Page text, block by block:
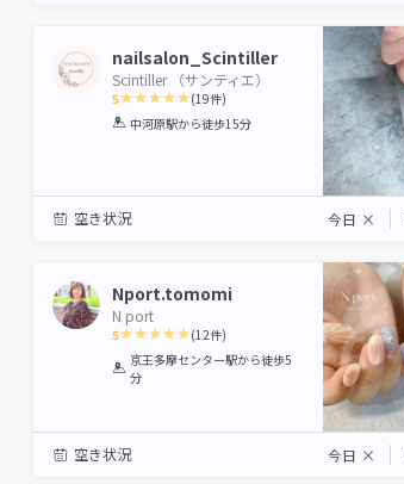
nailsalon_Scintiller
Scintiller （サンティエ）
5
1 2 3 4 5
(19件)
中河原駅から徒歩15分
空き状況 今日 ×
Nport.tomomi
N port
5
1
Star
2
Stars
3 4 5
(12件)
京王多摩センター駅から徒歩5
分
空き状況 今日 ×